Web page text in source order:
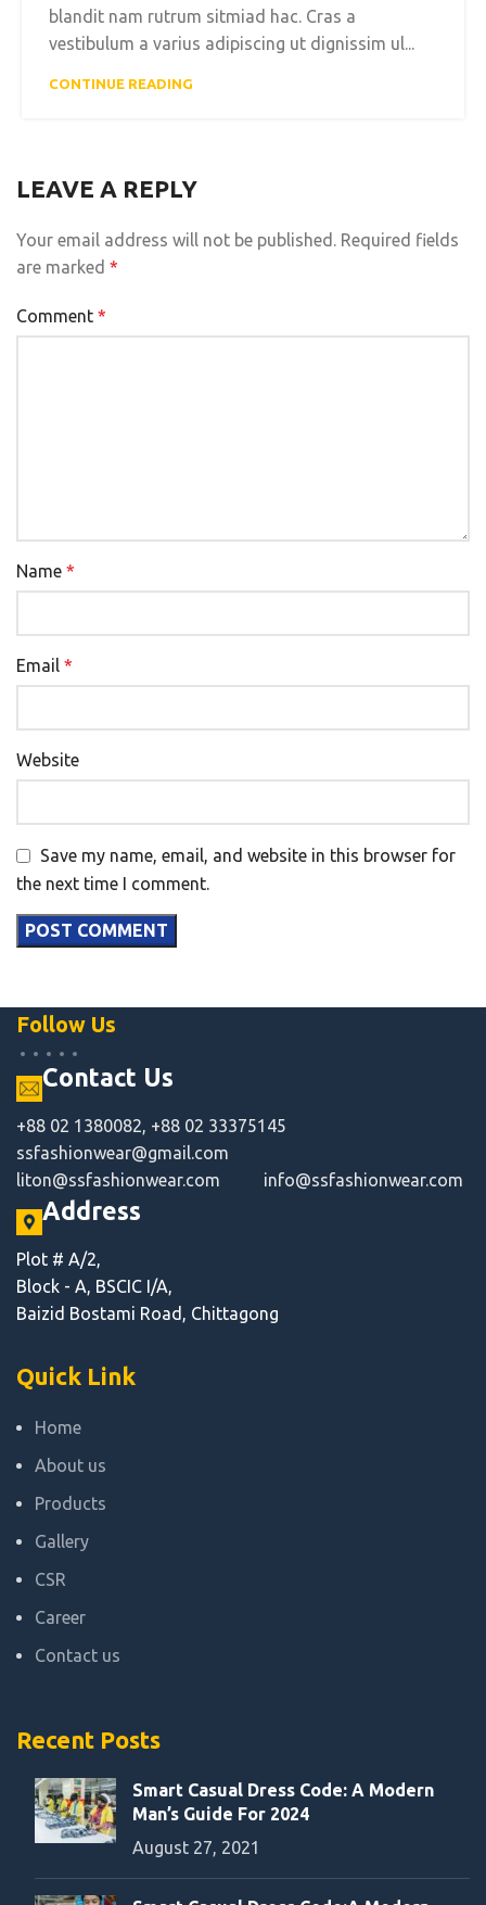
blandit nam rutrum sitmiad hac. Cras a
vestibulum a varius adipiscing ut dignissim ul...
CONTINUE READING
LEAVE A REPLY
Your email address will not be published. Required fields
are marked *
Comment *
Name *
Email *
Website
Save my name, email, and website in this browser for
the next time I comment.
Follow Us
Contact Us
+88 02 1380082, +88 02 33375145
ssfashionwear@gmail.com
liton@ssfashionwear.com info@ssfashionwear.com
Address
Plot # A/2,
Block - A, BSCIC I/A,
Baizid Bostami Road, Chittagong
Quick Link
Home
About us
Products
Gallery
CSR
Career
Contact us
Recent Posts
Smart Casual Dress Code: A Modern
Man’s Guide For 2024
August 27, 2021